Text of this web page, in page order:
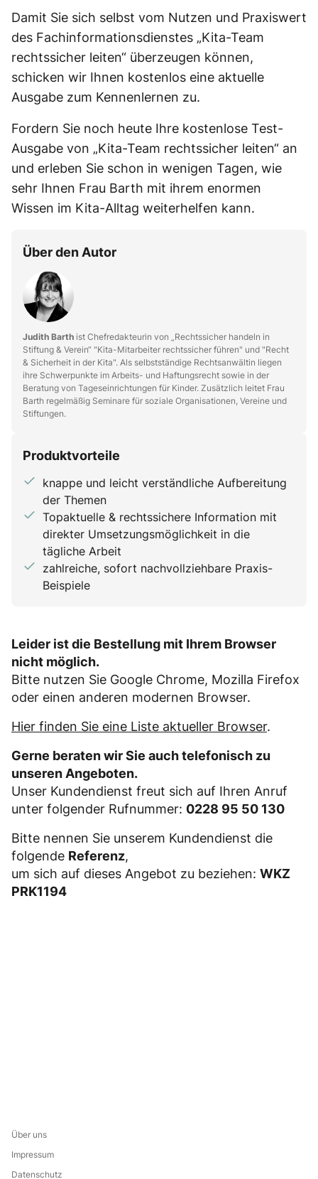
Damit Sie sich selbst vom Nutzen und Praxiswert
des Fachinformationsdienstes „Kita-Team
rechtssicher leiten“ überzeugen können,
schicken wir Ihnen kostenlos eine aktuelle
Ausgabe zum Kennenlernen zu.
Fordern Sie noch heute Ihre kostenlose Test-
Ausgabe von „Kita-Team rechtssicher leiten“ an
und erleben Sie schon in wenigen Tagen, wie
sehr Ihnen Frau Barth mit ihrem enormen
Wissen im Kita-Alltag weiterhelfen kann.
Über den Autor
Judith Barth ist Chefredakteurin von „Rechtssicher handeln in
Stiftung & Verein“ "Kita-Mitarbeiter rechtssicher führen" und "Recht
& Sicherheit in der Kita". Als selbstständige Rechtsanwältin liegen
ihre Schwerpunkte im Arbeits- und Haftungsrecht sowie in der
Beratung von Tageseinrichtungen für Kinder. Zusätzlich leitet Frau
Barth regelmäßig Seminare für soziale Organisationen, Vereine und
Stiftungen.
Produktvorteile
knappe und leicht verständliche Aufbereitung
der Themen
Topaktuelle & rechtssichere Information mit
direkter Umsetzungsmöglichkeit in die
tägliche Arbeit
zahlreiche, sofort nachvollziehbare Praxis-
Beispiele
Leider ist die Bestellung mit Ihrem Browser
nicht möglich.
Bitte nutzen Sie Google Chrome, Mozilla Firefox
oder einen anderen modernen Browser.
Hier finden Sie eine Liste aktueller Browser.
Gerne beraten wir Sie auch telefonisch zu
unseren Angeboten.
Unser Kundendienst freut sich auf Ihren Anruf
unter folgender Rufnummer: 0228 95 50 130
Bitte nennen Sie unserem Kundendienst die
folgende Referenz,
um sich auf dieses Angebot zu beziehen: WKZ
PRK1194
Über uns
Impressum
Datenschutz